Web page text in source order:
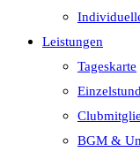
Leistungen
Tageskarte
BGM &